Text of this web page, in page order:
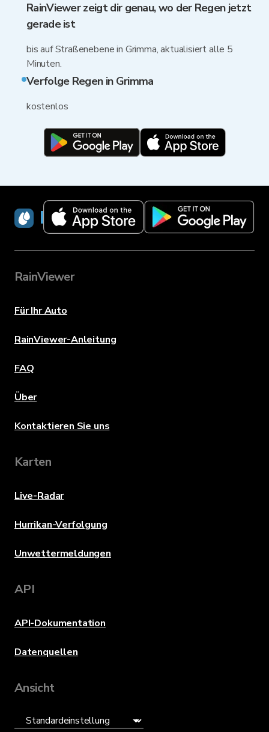
RainViewer zeigt dir genau, wo der Regen jetzt
gerade ist
bis auf Straßenebene in Grimma, aktualisiert alle 5
Minuten.
Verfolge Regen in Grimma
kostenlos
RainViewer
RainViewer
Für Ihr Auto
RainViewer-Anleitung
FAQ
Über
Kontaktieren Sie uns
Karten
Live-Radar
Hurrikan-Verfolgung
Unwettermeldungen
API
API-Dokumentation
Datenquellen
Ansicht